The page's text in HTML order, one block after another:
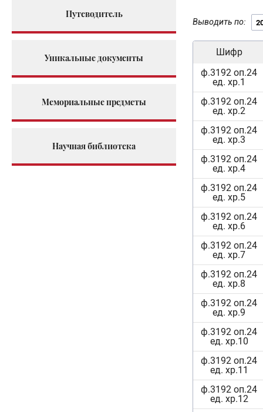
Путеводитель
Уникальные документы
Мемориальные предметы
Научная библиотека
Выводить по:
Шифр
ф.3192 оп.24
ед. хр.1
ф.3192 оп.24
ед. хр.2
ф.3192 оп.24
ед. хр.3
ф.3192 оп.24
ед. хр.4
ф.3192 оп.24
ед. хр.5
ф.3192 оп.24
ед. хр.6
ф.3192 оп.24
ед. хр.7
ф.3192 оп.24
ед. хр.8
ф.3192 оп.24
ед. хр.9
ф.3192 оп.24
ед. хр.10
ф.3192 оп.24
ед. хр.11
ф.3192 оп.24
ед. хр.12